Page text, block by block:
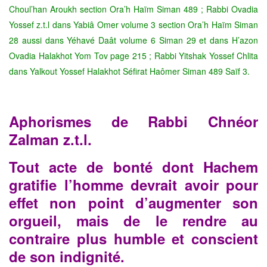
Choul’han Aroukh section Ora’h Haïm Siman 489 ; Rabbi Ovadia
Yossef z.t.l dans Yabiâ Omer volume 3 section Ora’h Haïm Siman
28 aussi dans Yéhavé Daât volume 6 Siman 29 et dans H’azon
Ovadia Halakhot Yom Tov page 215 ; Rabbi Yitshak Yossef Chlita
dans Yalkout Yossef Halakhot Séfirat Haômer Siman 489 Saïf 3.
Aphorismes de Rabbi Chnéor
Zalman z.t.l.
Tout acte de bonté dont Hachem
gratifie l’homme devrait avoir pour
effet non point d’augmenter son
orgueil, mais de le rendre au
contraire plus humble et conscient
de son indignité.